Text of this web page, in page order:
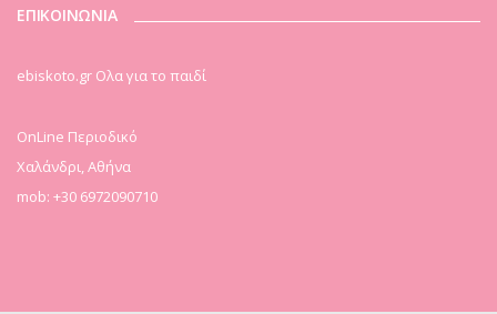
ΕΠΙΚΟΙΝΩΝΙΑ
ebiskoto.gr Ολα για το παιδί
OnLine Περιοδικό
Χαλάνδρι, Αθήνα
mob: +30 6972090710